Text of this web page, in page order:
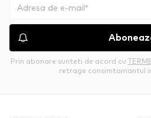
Prin abonare sunteti de acord cu
retrage consimtamantul